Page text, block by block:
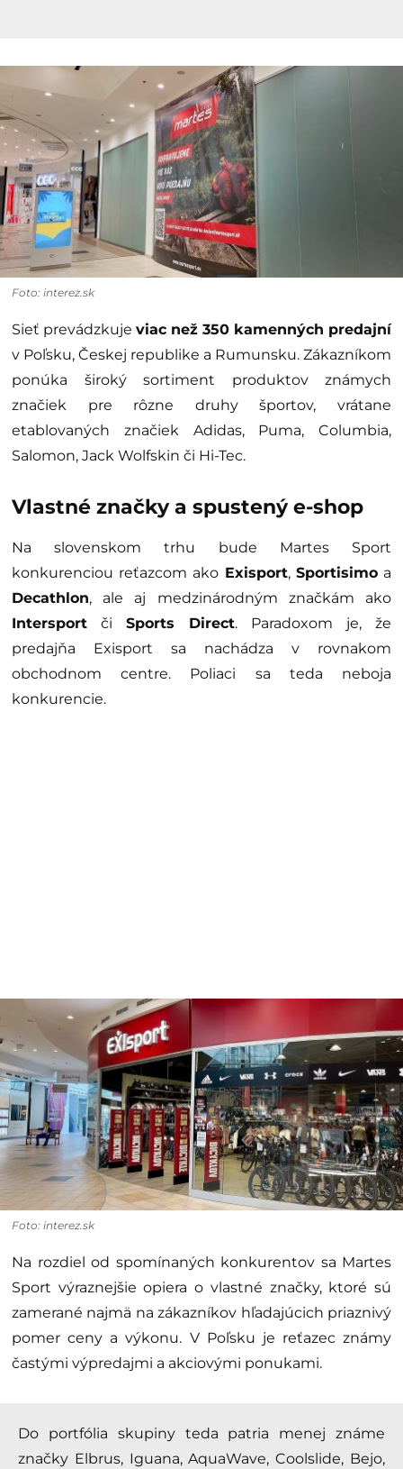
Foto: interez.sk
Sieť prevádzkuje viac než 350 kamenných predajní
v Poľsku, Českej republike a Rumunsku. Zákazníkom
ponúka široký sortiment produktov známych
značiek pre rôzne druhy športov, vrátane
etablovaných značiek Adidas, Puma, Columbia,
Salomon, Jack Wolfskin či Hi-Tec.
Vlastné značky a spustený e-shop
Na slovenskom trhu bude Martes Sport
konkurenciou reťazcom ako Exisport, Sportisimoa
Decathlon, ale aj medzinárodným značkám ako
Intersport či Sports Direct. Paradoxom je, že
predajňa Exisport sa nachádza v rovnakom
obchodnom centre. Poliaci sa teda neboja
konkurencie.
Foto: interez.sk
Na rozdiel od spomínaných konkurentov sa Martes
Sport výraznejšie opiera o vlastné značky, ktoré sú
zamerané najmä na zákazníkov hľadajúcich priaznivý
pomer ceny a výkonu. V Poľsku je reťazec známy
častými výpredajmi a akciovými ponukami.
Do portfólia skupiny teda patria menej známe
značky Elbrus, Iguana, AquaWave, Coolslide, Bejo,